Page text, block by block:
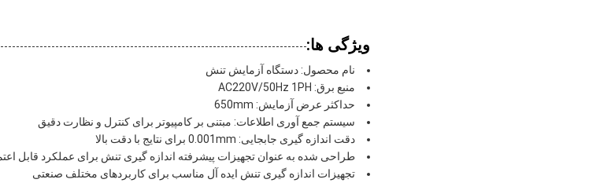
ویژگی ها:
نام محصول: دستگاه آزمایش تنش
منبع برق: AC220V/50Hz 1PH
حداکثر عرض آزمایش: 650mm
سیستم جمع آوری اطلاعات: مبتنی بر کامپیوتر برای کنترل و نظارت دقیق
دقت اندازه گیری جابجایی: 0.001mm برای نتایج با دقت بالا
طراحی شده به عنوان تجهیزات پیشرفته اندازه گیری تنش برای عملکرد قابل
تجهیزات اندازه گیری تنش ایده آل مناسب برای کاربردهای مختلف صنعتی